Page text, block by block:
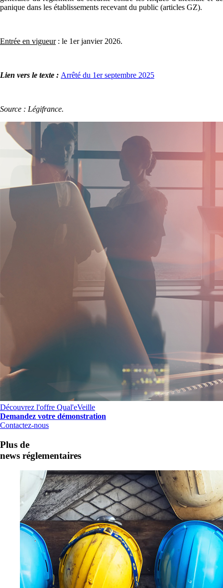
panique dans les établissements recevant du public (articles GZ).
Entrée en vigueur: le 1er janvier 2026.
Lien vers le texte : Arrêté du 1er septembre 2025
Source : Légifrance.
Découvrez l'offre Qual'eVeille
Demandez votre démonstration
Contactez-nous
Plus de
news réglementaires